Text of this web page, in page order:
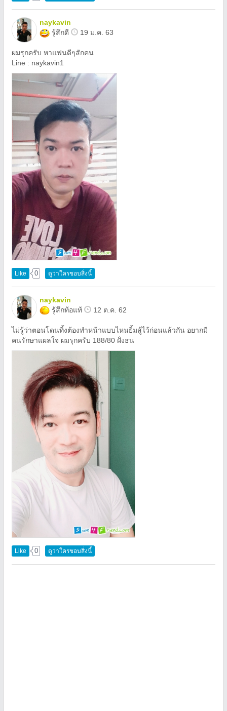
naykavin
รู้สึกดี
19 ม.ค. 63
ผมรุกครับ หาแฟนดีๆสักคน
Line : naykavin1
Like 0 ดูว่าใครชอบสิ่งนี้
naykavin
รู้สึกท้อแท้
12 ต.ค. 62
ไม่รู้ว่าตอนโดนทิ้งต้องทำหน้าแบบไหนยิ้มสู้ไว้ก่อนแล้วกัน อยากมี
คนรักษาแผลใจ ผมรุกครับ 188/80 ฝั่งธน
Like 0 ดูว่าใครชอบสิ่งนี้